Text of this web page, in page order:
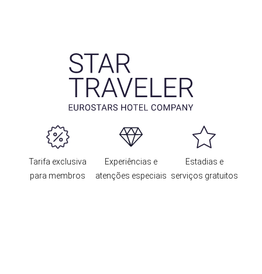
Tarifa exclusiva
para membros
Experiências e
atenções especiais
Estadias e
serviços gratuitos